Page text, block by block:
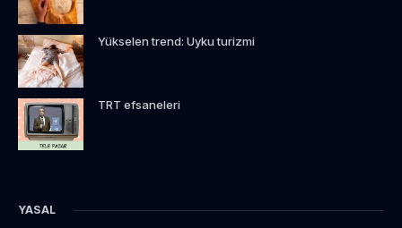
Yükselen trend: Uyku turizmi
TRT efsaneleri
YASAL